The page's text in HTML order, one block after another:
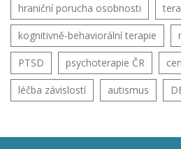
hraniční porucha osobnosti
kognitivně-behaviorální terapie
PTSD psychoterapie ČR
léčba závislostí autismus